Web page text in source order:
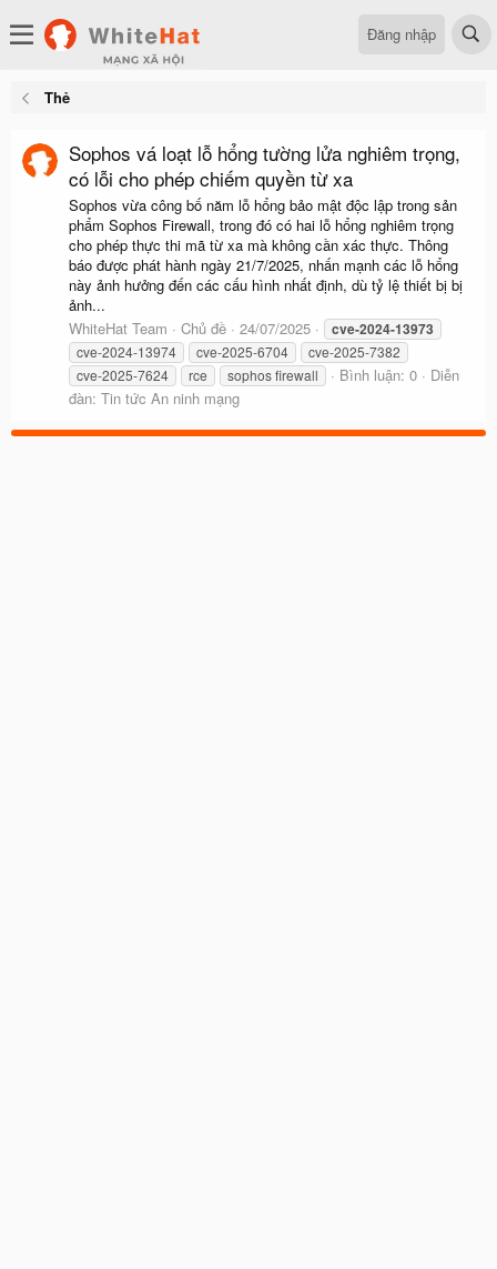
Đăng nhập
Thẻ
Sophos vá loạt lỗ hổng tường lửa nghiêm trọng,
có lỗi cho phép chiếm quyền từ xa
Sophos vừa công bố năm lỗ hổng bảo mật độc lập trong sản
phẩm Sophos Firewall, trong đó có hai lỗ hổng nghiêm trọng
cho phép thực thi mã từ xa mà không cần xác thực. Thông
báo được phát hành ngày 21/7/2025, nhấn mạnh các lỗ hổng
này ảnh hưởng đến các cấu hình nhất định, dù tỷ lệ thiết bị bị
ảnh...
WhiteHat Team
Chủ đề 24/07/2025 cve-2024-13973
cve-2024-13974 cve-2025-6704
cve-2025-7382
cve-2025-7624
rce sophos firewall Bình luận: 0
Diễn
đàn: Tin tức An ninh mạng